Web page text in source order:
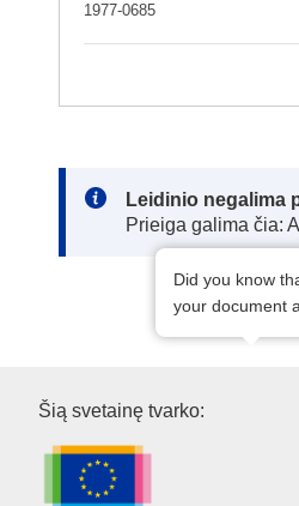
1977-0685
Note:
Leidinio negalima
Prieiga galima čia:
Did you know
your document
Europos
Šią svetainę tvarko: